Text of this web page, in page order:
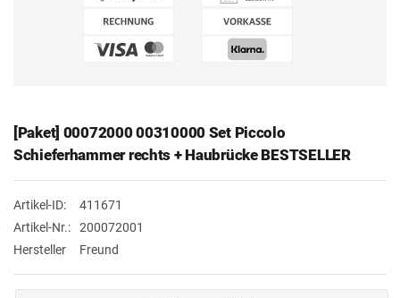
[Paket] 00072000 00310000 Set Piccolo
Schieferhammer rechts + Haubrücke BESTSELLER
Artikel-ID:
411671
Artikel-Nr.:
200072001
Hersteller
Freund